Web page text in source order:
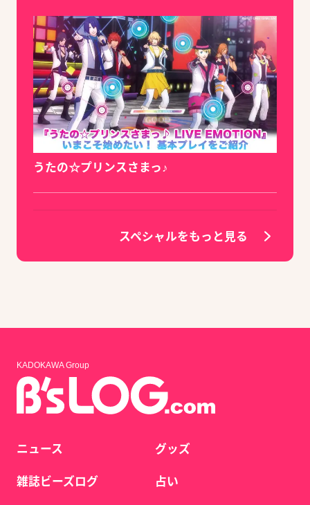
うたの☆プリンスさまっ♪
スペシャルをもっと見る
KADOKAWA Group
ニュース
雑誌ビーズログ
グッズ
占い